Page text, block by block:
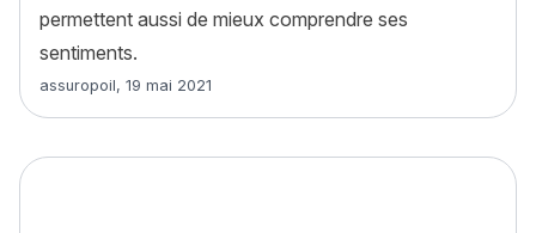
permettent aussi de mieux comprendre ses
sentiments.
Article rédigé par
assuropoil, 19 mai 2021